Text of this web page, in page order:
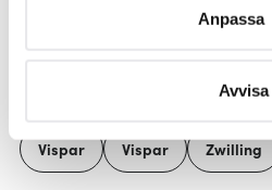
Ta reda på mer om hur dina
Du kan ändra eller dra tillbaka
Vi använder cookies för att
Anpassa
Avvisa
Vispar Vispar Zwilling